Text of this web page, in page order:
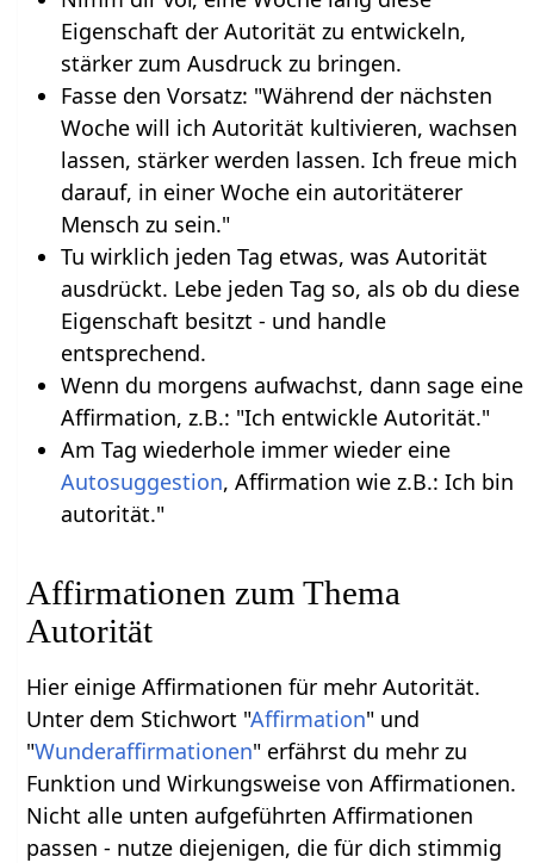
Eigenschaft der Autorität zu entwickeln,
stärker zum Ausdruck zu bringen.
Fasse den Vorsatz: "Während der nächsten
Woche will ich Autorität kultivieren, wachsen
lassen, stärker werden lassen. Ich freue mich
darauf, in einer Woche ein autoritäterer
Mensch zu sein."
Tu wirklich jeden Tag etwas, was Autorität
ausdrückt. Lebe jeden Tag so, als ob du diese
Eigenschaft besitzt - und handle
entsprechend.
Wenn du morgens aufwachst, dann sage eine
Affirmation, z.B.: "Ich entwickle Autorität."
Am Tag wiederhole immer wieder eine
Autosuggestion, Affirmation wie z.B.: Ich bin
autorität."
Affirmationen zum Thema
Autorität
Hier einige Affirmationen für mehr Autorität.
Unter dem Stichwort "Affirmation" und
"Wunderaffirmationen" erfährst du mehr zu
Funktion und Wirkungsweise von Affirmationen.
Nicht alle unten aufgeführten Affirmationen
passen - nutze diejenigen, die für dich stimmig